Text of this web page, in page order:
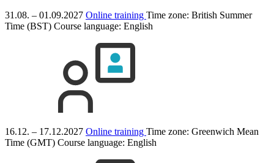
31.08. – 01.09.2027 Online training Time zone: British Summer
Time (BST) Course language: English
16.12. – 17.12.2027 Online training Time zone: Greenwich Mean
Time (GMT) Course language: English